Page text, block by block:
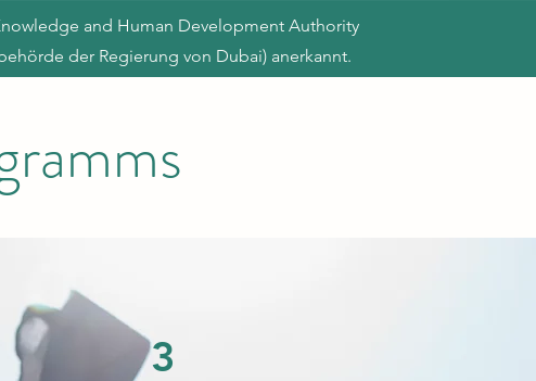
and Human Development Authority
der Regierung von Dubai) anerkannt.
3